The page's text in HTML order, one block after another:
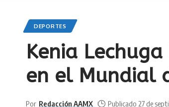
DEPORTES
Kenia
en el Mundial
Por Redacción AAMX Publicado 27 de